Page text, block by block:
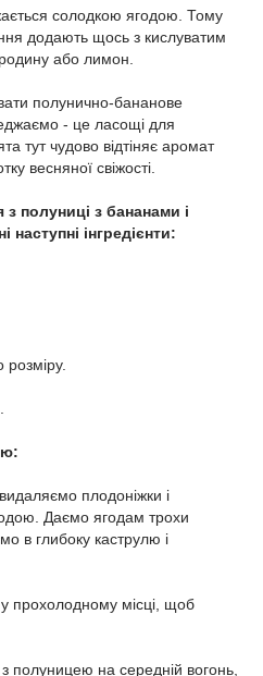
солодкою ягодою. Тому
додають щось з кислуватим
або лимон.
полунично-бананове
- це ласощі для
тут чудово відтіняє аромат
весняної свіжості.
полуниці з бананами і
інгредієнти:
плодоніжки і
Даємо ягодам трохи
в глибоку каструлю і
прохолодному місці, щоб
полуницею на середній вогонь,